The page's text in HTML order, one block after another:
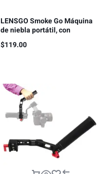
LENSGO Smoke Go Máquina
de niebla portátil, con
nebulizador de control remoto
para fotografía
$119.00